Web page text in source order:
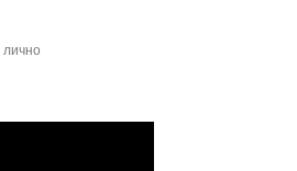
лично